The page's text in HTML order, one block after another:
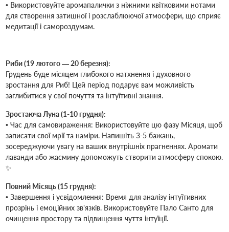
• Використовуйте аромапалички з ніжними квітковими нотами
для створення затишної і розслаблюючої атмосфери, що сприяє
медитації і самороздумам.
Риби (19 лютого — 20 березня):
Грудень буде місяцем глибокого натхнення і духовного
зростання для Риб! Цей період подарує вам можливість
заглибитися у свої почуття та інтуїтивні знання.
Зростаюча Луна (1-10 грудня):
• Час для самовираження: Використовуйте цю фазу Місяця, щоб
записати свої мрії та наміри. Напишіть 3-5 бажань,
зосереджуючи увагу на ваших внутрішніх прагненнях. Аромати
лаванди або жасмину допоможуть створити атмосферу спокою.
✨
Повний Місяць (15 грудня):
• Завершення і усвідомлення: Время для аналізу інтуїтивних
прозрінь і емоційних зв’язків. Використовуйте Пало Санто для
очищення простору та підвищення чуття інтуїції.